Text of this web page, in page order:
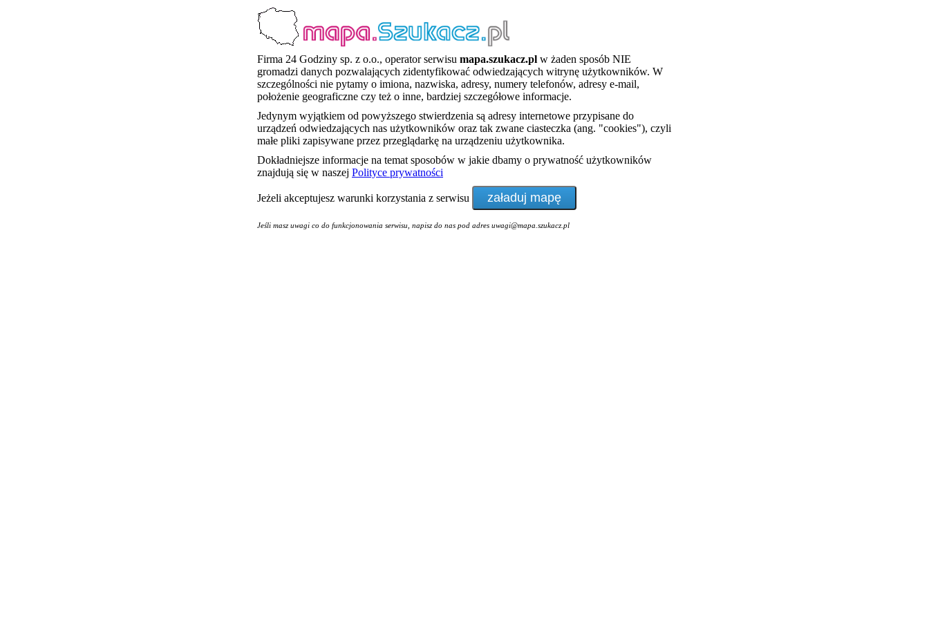
Firma 24 Godziny sp. z o.o., operator serwisu mapa.szukacz.pl w żaden sposób NIE
gromadzi danych pozwalających zidentyfikować odwiedzających witrynę użytkowników. W
szczególności nie pytamy o imiona, nazwiska, adresy, numery telefonów, adresy e-mail,
położenie geograficzne czy też o inne, bardziej szczegółowe informacje.
Jedynym wyjątkiem od powyższego stwierdzenia są adresy internetowe przypisane do
urządzeń odwiedzających nas użytkowników oraz tak zwane ciasteczka (ang. "cookies"), czyli
małe pliki zapisywane przez przeglądarkę na urządzeniu użytkownika.
Dokładniejsze informacje na temat sposobów w jakie dbamy o prywatność użytkowników
znajdują się w naszej Polityce prywatności
Jeżeli akceptujesz warunki korzystania z serwisu
Jeśli masz uwagi co do funkcjonowania serwisu, napisz do nas pod adres uwagi@mapa.szukacz.pl